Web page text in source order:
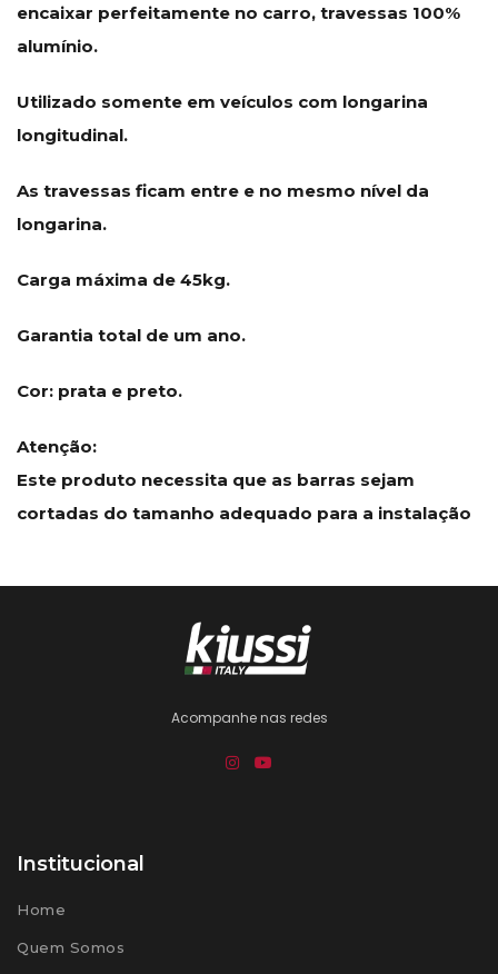
encaixar perfeitamente no carro, travessas 100%
alumínio.
Utilizado somente em veículos com longarina
longitudinal.
As travessas ficam entre e no mesmo nível da
longarina.
Carga máxima de 45kg.
Garantia total de um ano.
Cor: prata e preto.
Atenção:
Este produto necessita que as barras sejam
cortadas do tamanho adequado para a instalação
Acompanhe nas redes
Institucional
Home
Quem Somos